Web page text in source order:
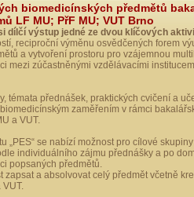
biomedicínských předmětů
LF MU; PřF MU; VUT Brno
dílčí výstup jedné ze dvou klíčových
reciproční výměnu osvědčených forem
a vytvoření prostoru pro vzájemnou
mezi zúčastněnými vzdělávacími
témata přednášek, praktických cvičení a
zaměřením v rámci
a VUT.
„PES“ se nabízí možnost pro cílové
individuálního zájmu přednášky a po
popsaných předmětů.
zapsat a absolvovat celý předmět včetně